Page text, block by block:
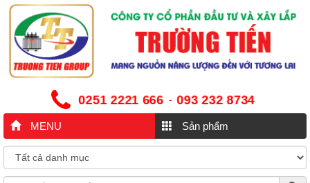
0251 2221 666 - 093 232 8734
MENU Sản phẩm